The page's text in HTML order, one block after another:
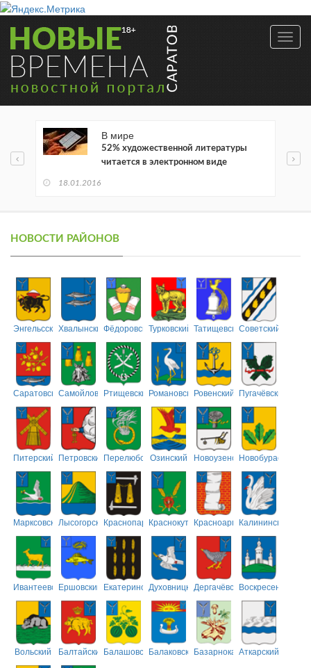
В мире
52% художественной литературы
читается в электронном виде
18.01.2016
НОВОСТИ РАЙОНОВ
ЭнгельсскийХвалынскийФёдоровскийТурковский ТатищевскийСоветский
СаратовскийСамойловскийРтищевскийРомановскийРовенский Пугачёвский
Питерский ПетровскийПерелюбскийОзинский НовоузенскийНовобурасский
МарксовскийЛысогорскийКраснопартизанский
КраснокутскийКрасноармейский
Калининский
ИвантеевскийЕршовский ЕкатериновскийДуховницкийДергачёвскийВоскресенский
Вольский БалтайскийБалашовскийБалаковскийБазарнокарабулакский
Аткарский